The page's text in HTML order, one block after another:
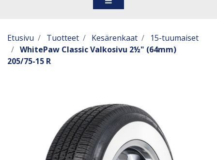
Etusivu Tuotteet Kesärenkaat
15-tuumaiset
WhitePaw Classic Valkosivu 2½" (64mm)
205/75-15 R